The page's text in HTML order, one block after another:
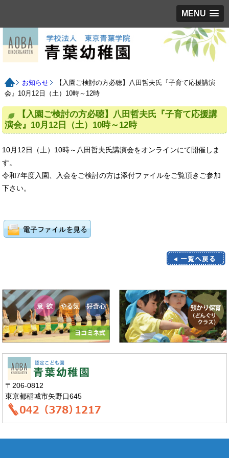
MENU
お知らせ
【入園ご検討の方必聴】八田哲夫氏『子育て応援講演
会』10月12日（土）10時～12時
【入園ご検討の方必聴】八田哲夫氏『子育て応援講
演会』10月12日（土）10時～12時
10月12日（土）10時～八田哲夫氏講演会をオンラインにて開催しま
す。
令和7年度入園、入会をご検討の方は添付ファイルをご覧頂きご参加
下さい。
〒206-0812
東京都稲城市矢野口645